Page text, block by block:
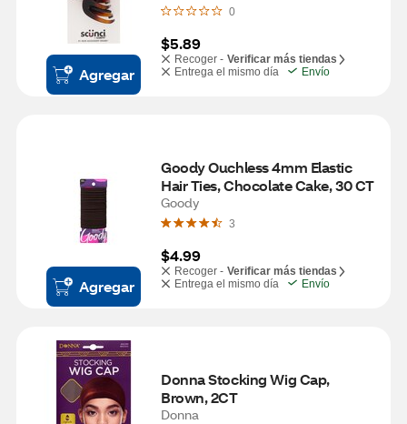
Agregar
0
$5.89
Recoger - Verificar más tiendas
Entrega el mismo día
Envío
Agregar
Goody Ouchless 4mm Elastic
Hair Ties, Chocolate Cake, 30 CT
Goody
3
$4.99
Recoger - Verificar más tiendas
Entrega el mismo día
Envío
Donna Stocking Wig Cap,
Brown, 2CT
Donna